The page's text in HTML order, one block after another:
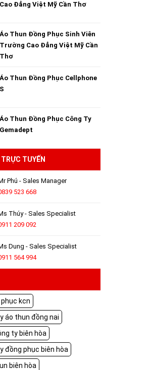
Cao Đẳng Việt Mỹ Cần Thơ
Áo Thun Đồng Phục Sinh Viên
Trường Cao Đẳng Việt Mỹ Cần
Thơ
Áo Thun Đồng Phục Cellphone
S
Áo Thun Đồng Phục Công Ty
Gemadept
TRỰC TUYẾN
Phú - Sales Manager
523 668
Thúy - Sales Specialist
209 092
Dung - Sales Specialist
564 994
kcn
áo thun đồng nai
ty biên hòa
đồng phục biên hòa
biên hòa